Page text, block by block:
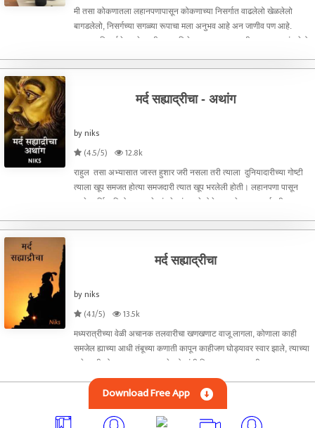
मी तसा कोकणातला लहानपणापासून कोकणाच्या निसर्गात वाढलेलो खेळलेलो
बागडलेलो, निसर्गच्या सगळ्या रूपाचा मला अनुभव आहे अन जाणीव पण आहे.
आम्हाला निसर्गाने सगळे काही भरपूर दिले असून त्याच्या आम्ही मनमुराद आनंद घेतो,
मर्द सह्याद्रीचा - अथांग
by niks
(4.5/5)
12.8k
राहुल तसा अभ्यासात जास्त हुशार जरी नसला तरी त्याला दुनियादारीच्या गोष्टी
त्याला खूप समजत होत्या समजदारी त्यात खूप भरलेली होती। लहानपणा पासून
घरचे आर्थिक नियोजन त्याने चांगले सांभाळले होते त्यामुळे त्याचा आईवडीलाचा
मर्द सह्याद्रीचा
by niks
(4.1/5)
13.5k
मध्यरात्रीच्या वेळी अचानक तलवारीचा खणखणाट वाजू लागला, कोणाला काही
समजेल ह्याच्या आधी तंबूच्या कणाती कापून काहीजण घोड्यावर स्वार झाले, त्याच्या
मागे काही लोक पाठलागाला सुटले, लोकांची दिशाभूल करण्यासाठी जाता जाता
घोडेस्वारांनी तंबूला आगी लावल्या होत्या, गनी
Download Free App